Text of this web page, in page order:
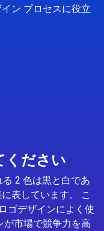
ン プロセスに役立
ください
2 色は黒と白であ
表しています。 こ
ゴデザインによく使
が市場で競争力を高